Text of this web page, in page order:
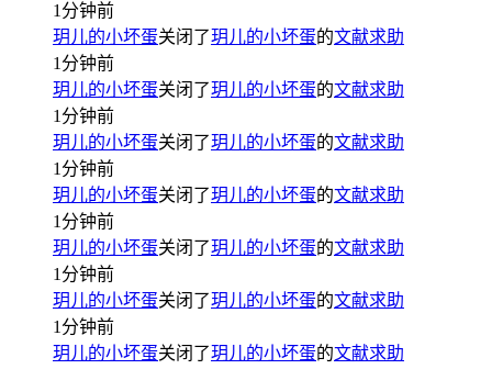
1分钟前
玥儿的小坏蛋关闭了玥儿的小坏蛋的文献求助
1分钟前
玥儿的小坏蛋关闭了玥儿的小坏蛋的文献求助
1分钟前
玥儿的小坏蛋关闭了玥儿的小坏蛋的文献求助
1分钟前
玥儿的小坏蛋关闭了玥儿的小坏蛋的文献求助
1分钟前
玥儿的小坏蛋关闭了玥儿的小坏蛋的文献求助
1分钟前
玥儿的小坏蛋关闭了玥儿的小坏蛋的文献求助
1分钟前
玥儿的小坏蛋关闭了玥儿的小坏蛋的文献求助